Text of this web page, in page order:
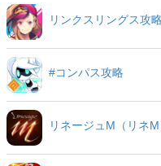
リンクスリングス攻
#コンパス攻略
リネージュM（リネ